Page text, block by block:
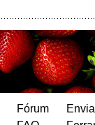
Fórum